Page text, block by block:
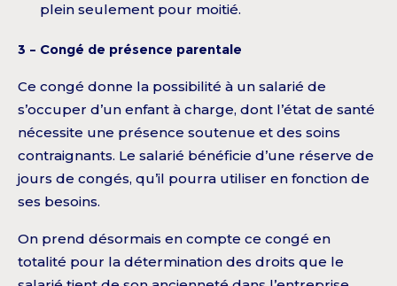
plein seulement pour moitié.
3 – Congé de présence parentale
Ce congé donne la possibilité à un salarié de
s’occuper d’un enfant à charge, dont l’état de santé
nécessite une présence soutenue et des soins
contraignants. Le salarié bénéficie d’une réserve de
jours de congés, qu’il pourra utiliser en fonction de
ses besoins.
On prend désormais en compte ce congé en
totalité pour la détermination des droits que le